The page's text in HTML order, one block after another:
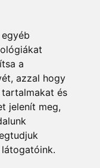
a
azzal hogy
és
jelenít meg,
vagy
fát! Bővebben